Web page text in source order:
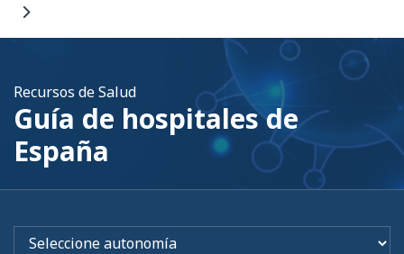
Recursos de Salud
Guía de hospitales de
España